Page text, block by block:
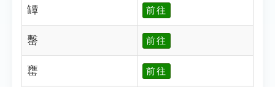
罈 前往
罊 前往
罋 前往